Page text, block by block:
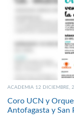
ACADEMIA 12 DICIEMBRE,
Coro UCN y
Antofagasta y San